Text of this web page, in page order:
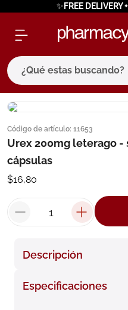
✨FREE
¿Qué estas buscando?
Código de artículo: 11653
Urex 200mg leterago
cápsulas
$16,80
Descripción
Especificaciones
términos más
1. eucerin
3
cerave
7. isdin
roche posay